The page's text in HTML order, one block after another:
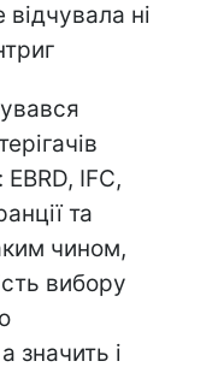
ні
IFC,
та
чином,
вибору
значить і